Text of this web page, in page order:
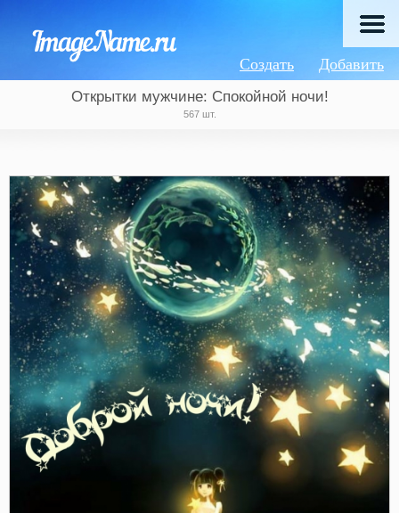
Добавить
Создать
Открытки мужчине: Спокойной ночи!
567 шт.